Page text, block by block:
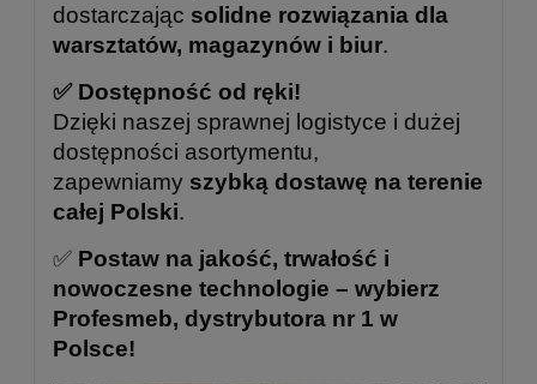
dostarczając solidne rozwiązania dla
warsztatów, magazynów i biur.
✅ Dostępność od ręki!
Dzięki naszej sprawnej logistyce i dużej
dostępności asortymentu,
zapewniamy szybką dostawę na terenie
całej Polski.
✅ Postaw na jakość, trwałość i
nowoczesne technologie – wybierz
Profesmeb, dystrybutora nr 1 w
Polsce!